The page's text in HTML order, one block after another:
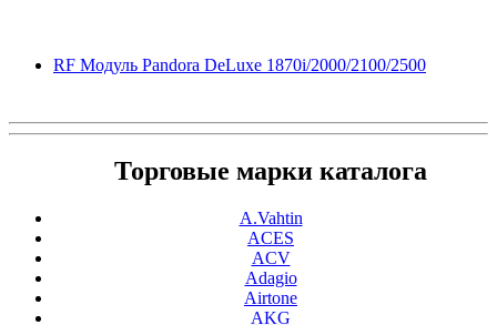
RF Модуль Pandora DeLuxe 1870i/2000/2100/2500
Торговые марки каталога
A.Vahtin
ACES
ACV
Adagio
Airtone
AKG